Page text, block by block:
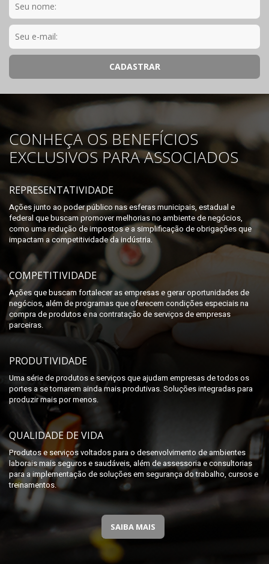
CONHEÇA OS BENEFÍCIOS
EXCLUSIVOS PARA ASSOCIADOS
REPRESENTATIVIDADE
Ações junto ao poder público nas esferas municipais, estadual e
federal que buscam promover melhorias no ambiente de negócios,
como uma redução de impostos e a simplificação de obrigações que
impactam a competitividade da indústria.
COMPETITIVIDADE
Ações que buscam fortalecer as empresas e gerar oportunidades de
negócios, além de programas que oferecem condições especiais na
compra de produtos e na contratação de serviços de empresas
parceiras.
PRODUTIVIDADE
Uma série de produtos e serviços que ajudam empresas de todos os
portes a se tornarem ainda mais produtivas. Soluções integradas para
produzir mais por menos.
QUALIDADE DE VIDA
Produtos e serviços voltados para o desenvolvimento de ambientes
laborais mais seguros e saudáveis, além de assessoria e consultorias
para a implementação de soluções em segurança do trabalho, cursos e
treinamentos.
SAIBA MAIS